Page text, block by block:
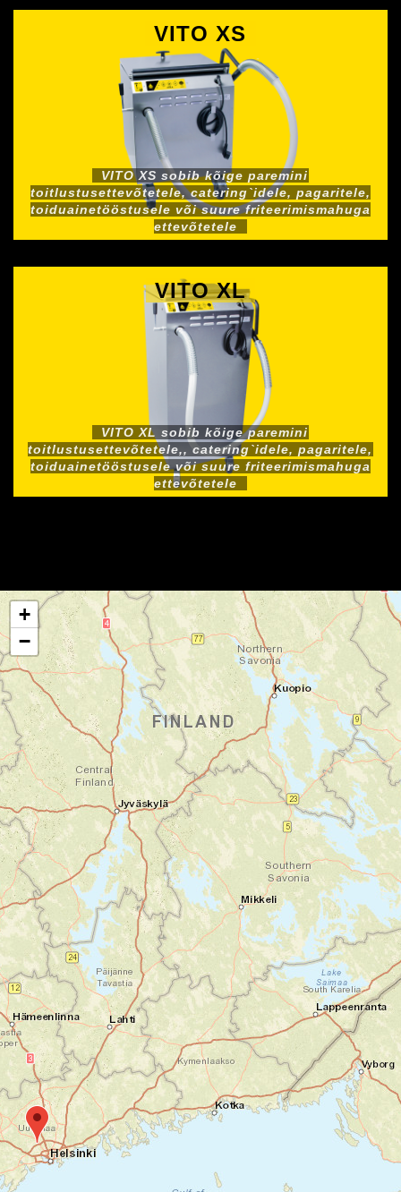
VITO XS
VITO XS sobib kõige paremini
toitlustusettevõtetele, catering`idele, pagaritele,
toiduainetööstusele või suure friteerimismahuga
ettevõtetele
VITO XL
VITO XL sobib kõige paremini
toitlustusettevõtetele,, catering`idele, pagaritele,
toiduainetööstusele või suure friteerimismahuga
ettevõtetele
+
−